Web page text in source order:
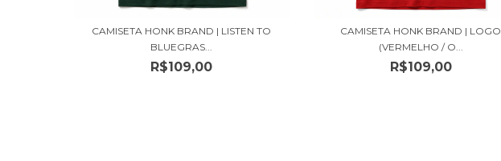
CAMISETA HONK BRAND | LISTEN TO
BLUEGRAS...
R$109,00
CAMISETA HONK BRAND | LOGO
(VERMELHO / O...
R$109,00